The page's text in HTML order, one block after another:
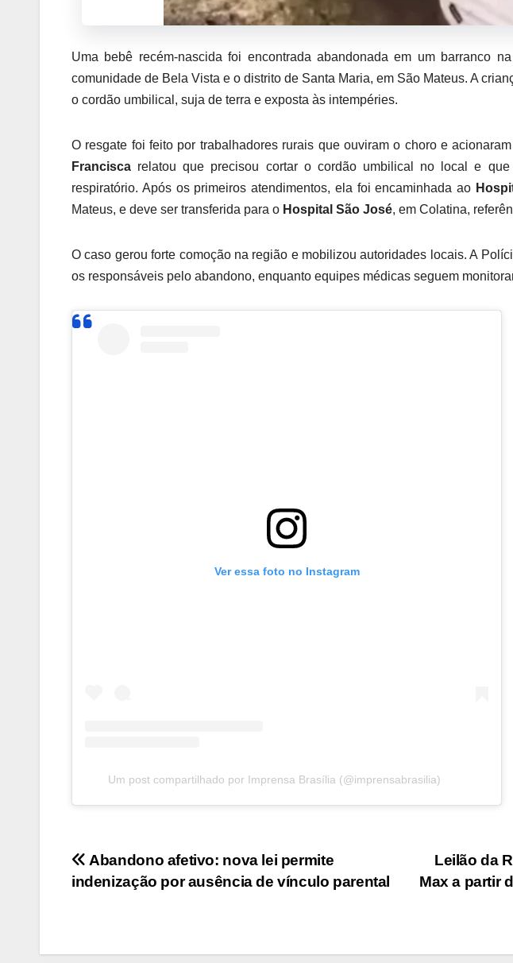
Uma bebê recém-nascida foi encontrada abandonada em um barranco
comunidade de Bela Vista e o distrito de Santa Maria, em São Mateus. A
o cordão umbilical, suja de terra e exposta às intempéries.
O resgate foi feito por trabalhadores rurais que ouviram o choro e
Francisca relatou que precisou cortar o cordão umbilical no local e
respiratório. Após os primeiros atendimentos, ela foi encaminhada ao
Mateus, e deve ser transferida para o Hospital São José, em Colatina,
O caso gerou forte comoção na região e mobilizou autoridades locais. A
os responsáveis pelo abandono, enquanto equipes médicas seguem
Ver essa foto no Instagram
Um post compartilhado por Imprensa Brasília (@imprensabrasilia)
Navegação
Leilão da
Max a partir
Abandono afetivo: nova lei permite
indenização por ausência de vínculo parental